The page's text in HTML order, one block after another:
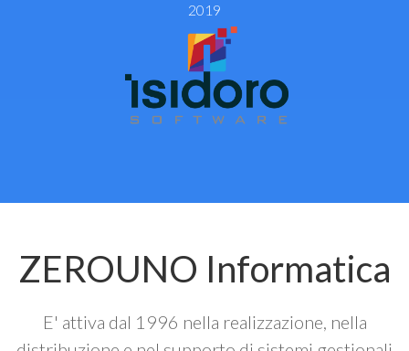
2019
ZEROUNO Informatica
E' attiva dal 1996 nella realizzazione, nella